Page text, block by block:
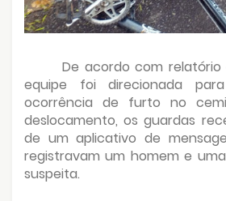
De acordo com
equipe foi direcionada
ocorrência de furto no
deslocamento, os guardas
de um aplicativo de
registravam um homem e
suspeita.